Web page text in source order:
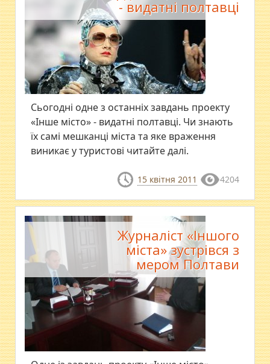
- видатні полтавці
Сьогодні одне з останніх завдань проекту
«Інше місто» - видатні полтавці. Чи знають
їх самі мешканці міста та яке враження
виникає у туристові читайте далі.
15 квітня 2011 4204
Журналіст «Іншого
міста» зустрівся з
мером Полтави